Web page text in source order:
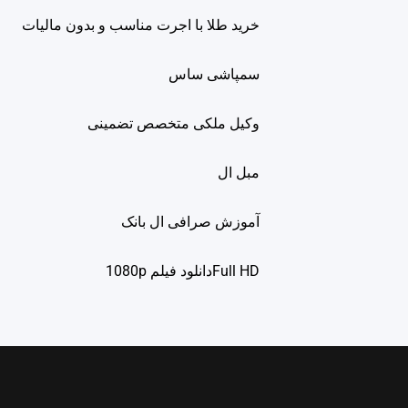
خرید طلا با اجرت مناسب و بدون مالیات
سمپاشی ساس
وکیل ملکی متخصص تضمینی
مبل ال
آموزش صرافی ال بانک
Full HDدانلود فيلم 1080p